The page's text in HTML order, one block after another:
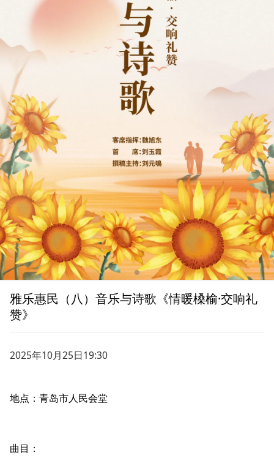
雅乐惠民（八）音乐与诗歌《情暖槡榆·交响礼
赞》
2025年10月25日19:30
地点：青岛市人民会堂
曲目：